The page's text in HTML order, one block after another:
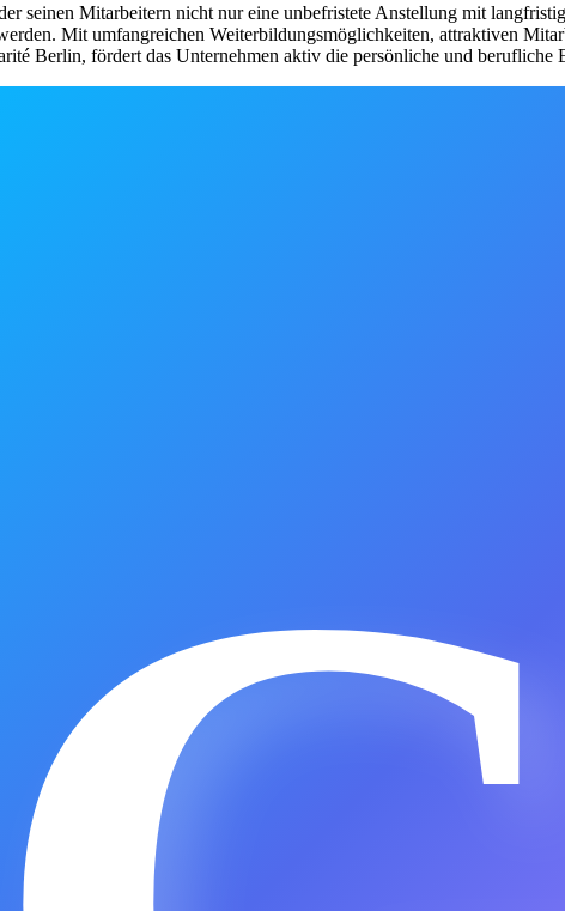
seinen Mitarbeitern nicht nur eine unbefristete Anstellung mit
Mit umfangreichen Weiterbildungsmöglichkeiten, attraktiven
Berlin, fördert das Unternehmen aktiv die persönliche und